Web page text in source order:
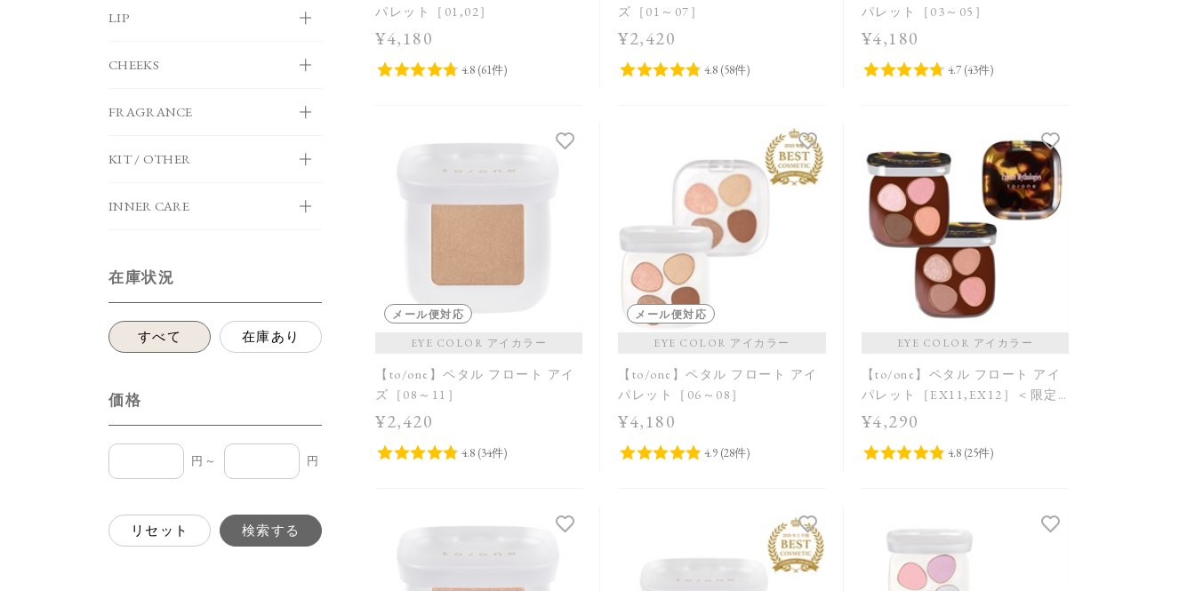
LIP
CHEEKS
FRAGRANCE
KIT / OTHER
INNER CARE
在庫状況
すべて 在庫あり
価格
円～ 円
リセット 検索する
パレット［01,02］
¥4,180
ズ［01～07］
¥2,420
パレット［03～05］
¥4,180
メール便対応
EYE COLOR アイカラー
【to/one】ペタル フロート アイ
ズ［08～11］
¥2,420
メール便対応
EYE COLOR アイカラー
【to/one】ペタル フロート アイ
パレット［06～08］
¥4,180
EYE COLOR アイカラー
【to/one】ペタル フロート アイ
パレット［EX11,EX12］＜限定
品＞
¥4,290